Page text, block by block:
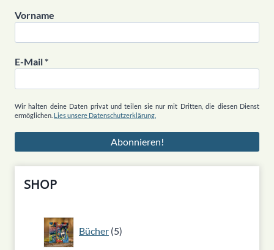
Vorname
E-Mail*
Wir halten deine Daten privat und teilen sie nur mit Dritten, die diesen Dienst
ermöglichen. Lies unsere Datenschutzerklärung.
SHOP
Bücher 5
5
Produkte